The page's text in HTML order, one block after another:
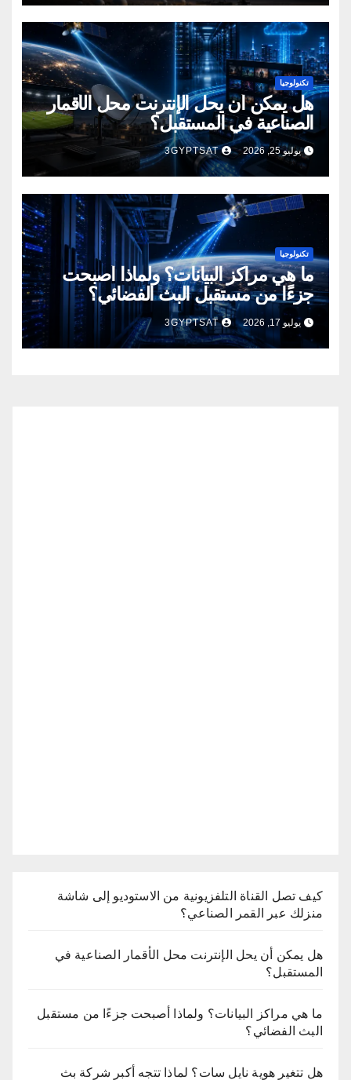
تكنولوجيا
هل يمكن أن يحل الإنترنت محل الأقمار
الصناعية في المستقبل؟
يوليو 25, 2026 3GYPTSAT
تكنولوجيا
ما هي مراكز البيانات؟ ولماذا أصبحت
جزءًا من مستقبل البث الفضائي؟
يوليو 17, 2026 3GYPTSAT
كيف تصل القناة التلفزيونية من الاستوديو إلى شاشة
منزلك عبر القمر الصناعي؟
هل يمكن أن يحل الإنترنت محل الأقمار الصناعية في
المستقبل؟
ما هي مراكز البيانات؟ ولماذا أصبحت جزءًا من مستقبل
البث الفضائي؟
هل تتغير هوية نايل سات؟ لماذا تتجه أكبر شركة بث